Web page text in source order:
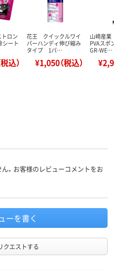
ロン
シート
込）
花王 クイックルワイ
パーハンディ伸び縮み
タイプ 1パ…
¥1,050（税込）
山崎産
PVAスポ
GR-WE…
。お客様のレビューコメントをお
ーを書く
クエストする